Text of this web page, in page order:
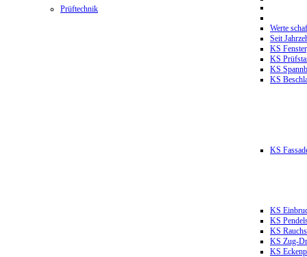
Prüftechnik
Werte
Seit
KS
KS
KS
KS
KS
KS
KS
KS
KS Zug-
KS